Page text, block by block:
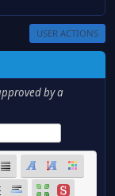
USER ACTIONS
by a